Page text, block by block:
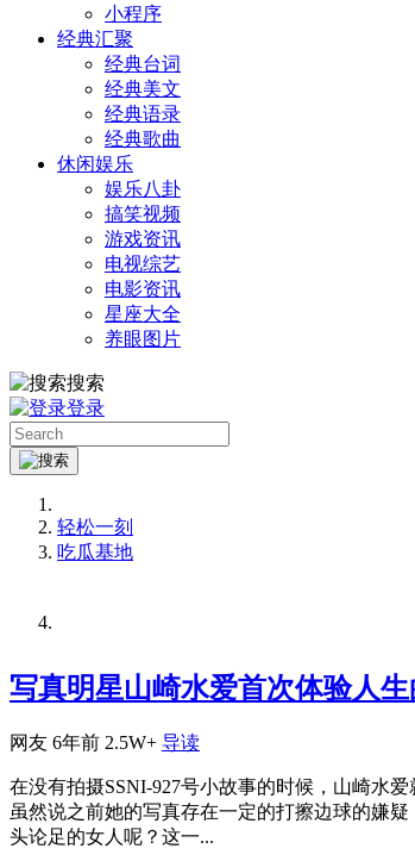
小程序
经典汇聚
经典台词
经典美文
经典语录
经典歌曲
休闲娱乐
娱乐八卦
搞笑视频
游戏资讯
电视综艺
电影资讯
星座大全
养眼图片
搜索
登录
轻松一刻
吃瓜基地
写真明星山崎水爱首次体验人
网友 6年前 2.5W+ 导读
在没有拍摄SSNI-927号小故事的时候，山崎水
虽然说之前她的写真存在一定的打擦边球的嫌
头论足的女人呢？这一...